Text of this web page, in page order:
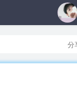
3
5
6
分